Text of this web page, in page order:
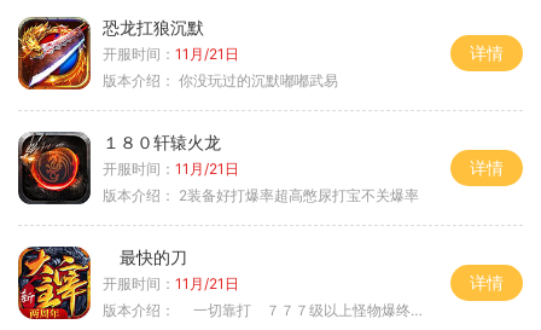
恐龙扛狼沉默
开服时间： 11月/21日
版本介绍： 你没玩过的沉默嘟嘟武易
详情
１８０轩辕火龙
开服时间： 11月/21日
版本介绍： 2装备好打爆率超高憋尿打宝不关爆率
详情
最快的刀
开服时间： 11月/21日
版本介绍：
一切靠打 ７７７级以上怪物爆终极
详情